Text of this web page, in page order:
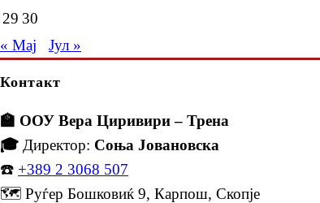
29 30
« Мај
Јул »
Контакт
🏫 ООУ Вера Циривири – Трена
🎓 Директор: Соња Јовановска
☎️ +389 2 3068 507
🗺️ Руѓер Бошковиќ 9, Карпош, Скопје